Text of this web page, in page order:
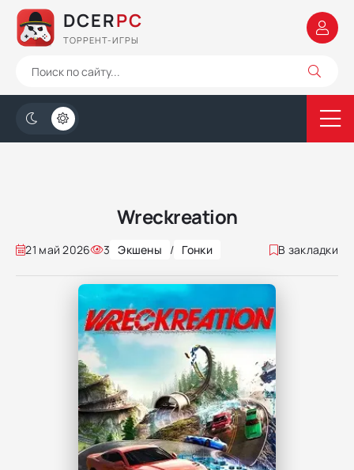
DCERPC
ТОРРЕНТ-ИГРЫ
Wreckreation
21 май 2026 3 Экшены / Гонки В закладки